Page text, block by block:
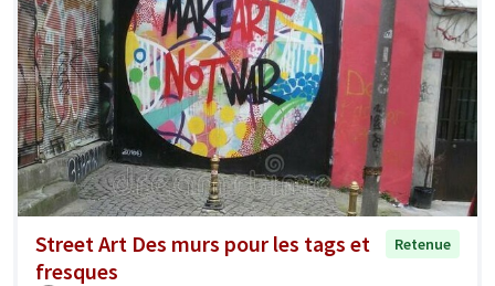
Street Art Des murs pour les tags et
fresques
Retenue